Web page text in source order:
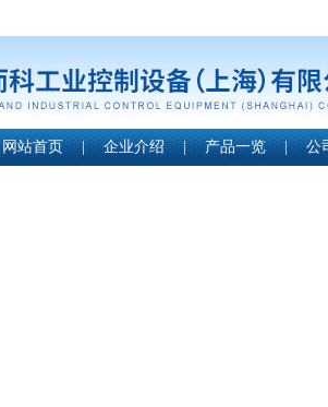
网站首页 | 企业介绍 | 产品一览 | 公